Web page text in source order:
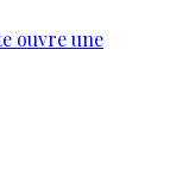
ouvre une